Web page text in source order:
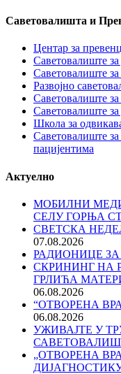
Саветовалишта и
Центар за
Саветовалиште за
Саветовалиште
Развојно
Саветовалиште
Саветовалиште
Школа за
Саветовалиште
пацијентима
Актуелно
МОБИЛНИ
СЕЛУ ГОРЊА
СВЕТСКА
07.08.2026
РАДИОНИЦЕ
СКРИНИНГ НА
ГРЛИЋА
06.08.2026
“ОТВОРЕНА
06.08.2026
УЖИВАЈТЕ У
„ОТВОРЕНА